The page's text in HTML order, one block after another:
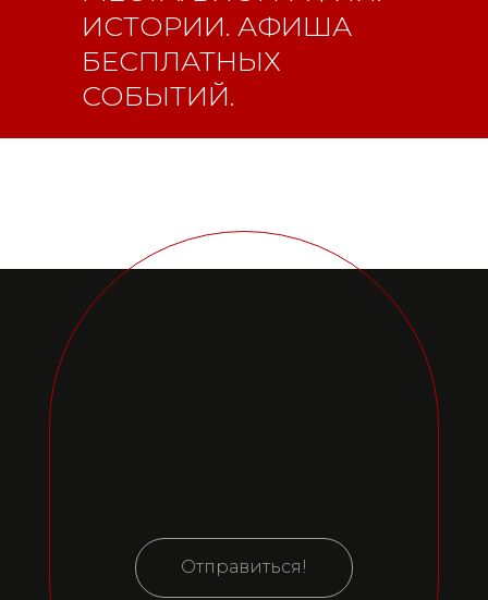
ИСТОРИИ. АФИША
БЕСПЛАТНЫХ
СОБЫТИЙ.
Отправиться!